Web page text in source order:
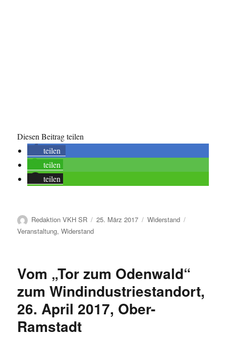
Diesen Beitrag teilen
teilen
teilen
teilen
Autor
Redaktion VKH SR
Veröffentlicht
25. März 2017 Kategorien
Widerstand
Veranstaltung,Widerstand
Vom „Tor zum Odenwald“
zum Windindustriestandort,
26. April 2017, Ober-
Ramstadt